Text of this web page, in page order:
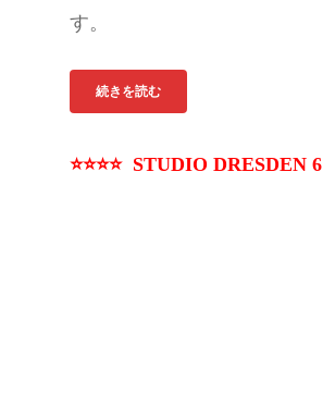
す。
続きを読む
⭐⭐⭐⭐ STUDIO DRESDEN 6